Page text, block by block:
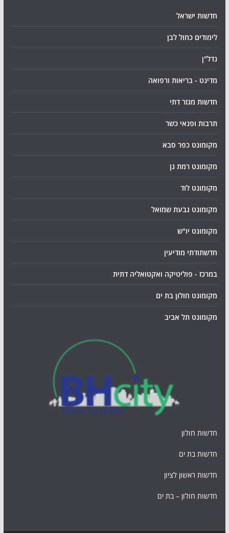
חדשות ישראל
לימודים כחול לבן
נדל"ן
מדינט - בריאות ורפואה
חדשות מגזר דתי
תרבות ופנאי כשר
מקומונט כפר סבא
מקומונט רמת גן
מקומונט לוד
מקומונט גבעת שמואל
מקומונט יו"ש
חדשתודתי מודיעין
במרכז - פוליטיקה ואקטואליה דתית
מקומונט חולון בת ים
מקומונט תל אביב
חדשות חולון
חדשות בת ים
חדשות ראשון לציון
חדשות חולון – בת ים